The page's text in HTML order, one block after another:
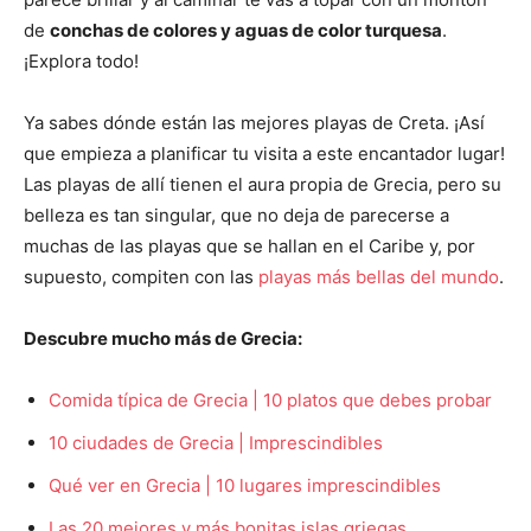
de conchas de colores y aguas de color turquesa.
¡Explora todo!
Ya sabes dónde están las mejores playas de Creta. ¡Así
que empieza a planificar tu visita a este encantador lugar!
Las playas de allí tienen el aura propia de Grecia, pero su
belleza es tan singular, que no deja de parecerse a
muchas de las playas que se hallan en el Caribe y, por
supuesto, compiten con las playas más bellas del mundo.
Descubre mucho más de Grecia:
Comida típica de Grecia | 10 platos que debes probar
10 ciudades de Grecia | Imprescindibles
Qué ver en Grecia | 10 lugares imprescindibles